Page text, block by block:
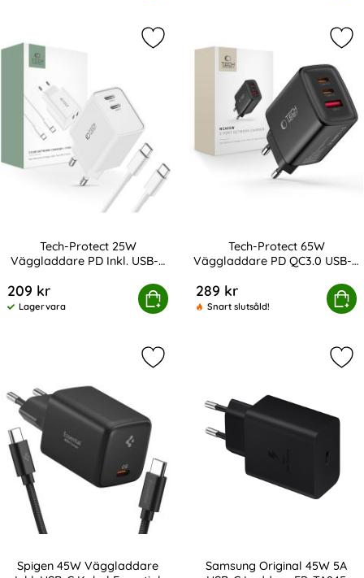
Tech-Protect 25W
Väggladdare PD Inkl. USB-C
209 kr
Tillgänglighet:
Lagervara
Köp
25W Väggladdare PD Inkl. USB-C Kabel UltraBoost
Markera tech-Protect 25W
Tech-Protect 65W
Väggladdare PD QC3.0 USB-C
289 kr
Snart slutsåld!
Köp
Tech-Protect 65W Väggladdare
Spigen 45W Väggladdare
Markera spigen 45W Väggladdare
Samsung Original 45W 5A